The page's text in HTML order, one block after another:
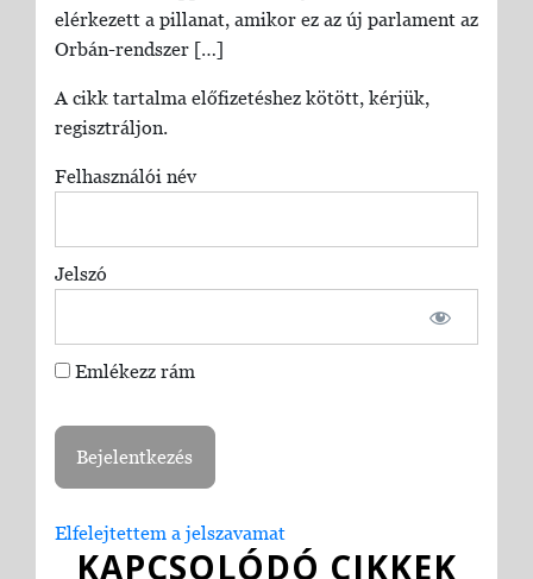
elérkezett a pillanat, amikor ez az új parlament az
Orbán-rendszer […]
A cikk tartalma előfizetéshez kötött, kérjük,
regisztráljon.
Felhasználói név
Jelszó
Emlékezz rám
Elfelejtettem a jelszavamat
KAPCSOLÓDÓ CIKKEK